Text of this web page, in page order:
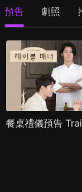
預告 劇照
餐桌禮儀預告